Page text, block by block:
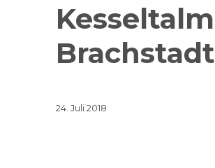
Brachstadt
Veröffentlicht
24. Juli 2018